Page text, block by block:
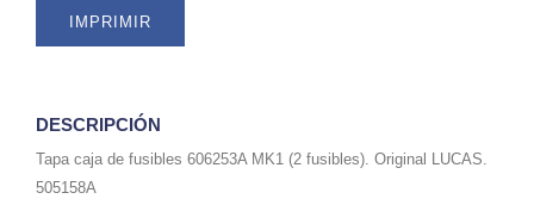
IMPRIMIR
DESCRIPCIÓN
Tapa caja de fusibles 606253A MK1 (2 fusibles). Original LUCAS.
505158A